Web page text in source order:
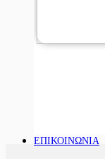
ΕΠΙΚΟΙΝΩΝΙΑ